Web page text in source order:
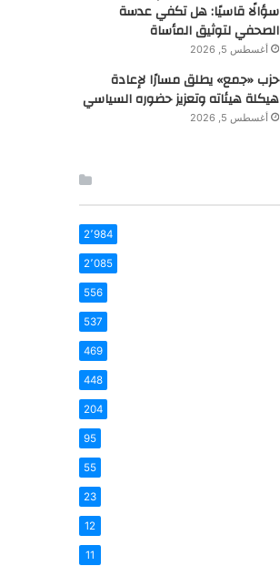
سؤالًا قاسيًا: هل تكفي عدسة
الصحفي لتوثيق المأساة
أغسطس 5, 2026
حزب «جمع» يطلق مسارًا لإعادة
هيكلة هيئاته وتعزيز حضوره السياسي
أغسطس 5, 2026
2٬984
2٬085
556
537
469
448
204
95
55
23
12
11